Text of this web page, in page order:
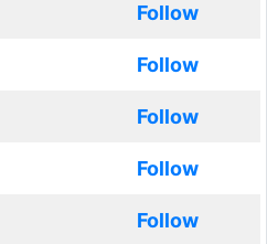
Follow
Follow
Follow
Follow
Follow